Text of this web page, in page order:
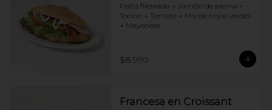
Palta fileteada + Jamón de pierna +
Tocino + Tomate + Mix de hojas verdes
+ Mayonesa
$8.990
Francesa en Croissant